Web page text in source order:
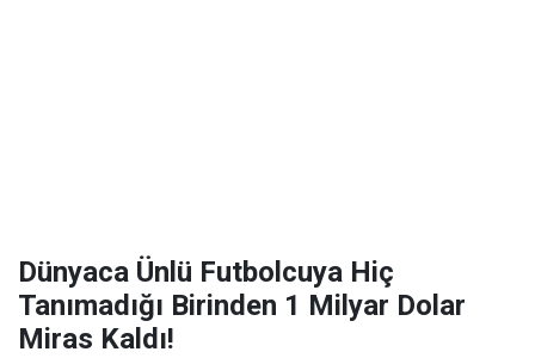
Dünyaca Ünlü Futbolcuya Hiç
Tanımadığı Birinden 1 Milyar Dolar
Miras Kaldı!